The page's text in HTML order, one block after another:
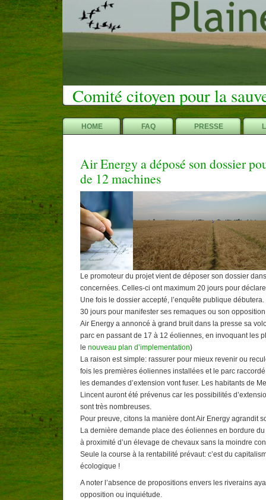
Comité citoyen pour la
HOME FAQ PRESSE
Air Energy a déposé son dossier
de 12 machines
Le promoteur du projet vient de déposer son dossier
concernées. Celles-ci ont maximum 20 jours pour
Une fois le dossier accepté, l’enquête publique
30 jours pour manifester ses remaques ou son
Air Energy a annoncé à grand bruit dans la presse sa
parc en passant de 17 à 12 éoliennes, en invoquant les
le nouveau plan d’implementation)
La raison est simple: rassurer pour mieux revenir ou
fois les premières éoliennes installées et le parc
les demandes d’extension vont fuser. Les habitants de
Lincent auront été prévenus car les possibilités
sont très nombreuses.
Pour preuve, citons la manière dont Air Energy agrandit
La dernière demande place des éoliennes en bordure
à proximité d’un élevage de chevaux sans la moindre
Seule la course à la rentabilité prévaut: c’est du
écologique !
A noter l’absence de propositions envers les riverains
opposition ou inquiétude.